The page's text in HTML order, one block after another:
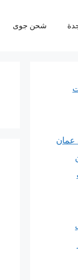
شحن جوى
عمان